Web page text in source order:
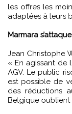
les offres les
adaptées à leurs
Marmara
Jean Christophe
« En agissant de
AGV. Le public
est possible de
des réductions
Belgique